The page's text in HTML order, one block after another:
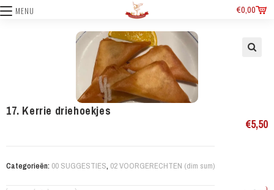
MENU €0,00
17. Kerrie driehoekjes
€5,50
Categorieën: 00 SUGGESTIES, 02 VOORGERECHTEN (dim sum)